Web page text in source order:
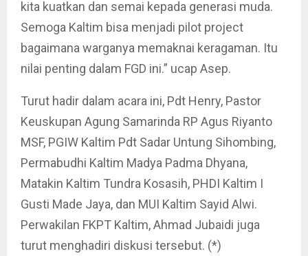
kita kuatkan dan semai kepada generasi muda.
Semoga Kaltim bisa menjadi pilot project
bagaimana warganya memaknai keragaman. Itu
nilai penting dalam FGD ini.” ucap Asep.
Turut hadir dalam acara ini, Pdt Henry, Pastor
Keuskupan Agung Samarinda RP Agus Riyanto
MSF, PGIW Kaltim Pdt Sadar Untung Sihombing,
Permabudhi Kaltim Madya Padma Dhyana,
Matakin Kaltim Tundra Kosasih, PHDI Kaltim I
Gusti Made Jaya, dan MUI Kaltim Sayid Alwi.
Perwakilan FKPT Kaltim, Ahmad Jubaidi juga
turut menghadiri diskusi tersebut. (*)